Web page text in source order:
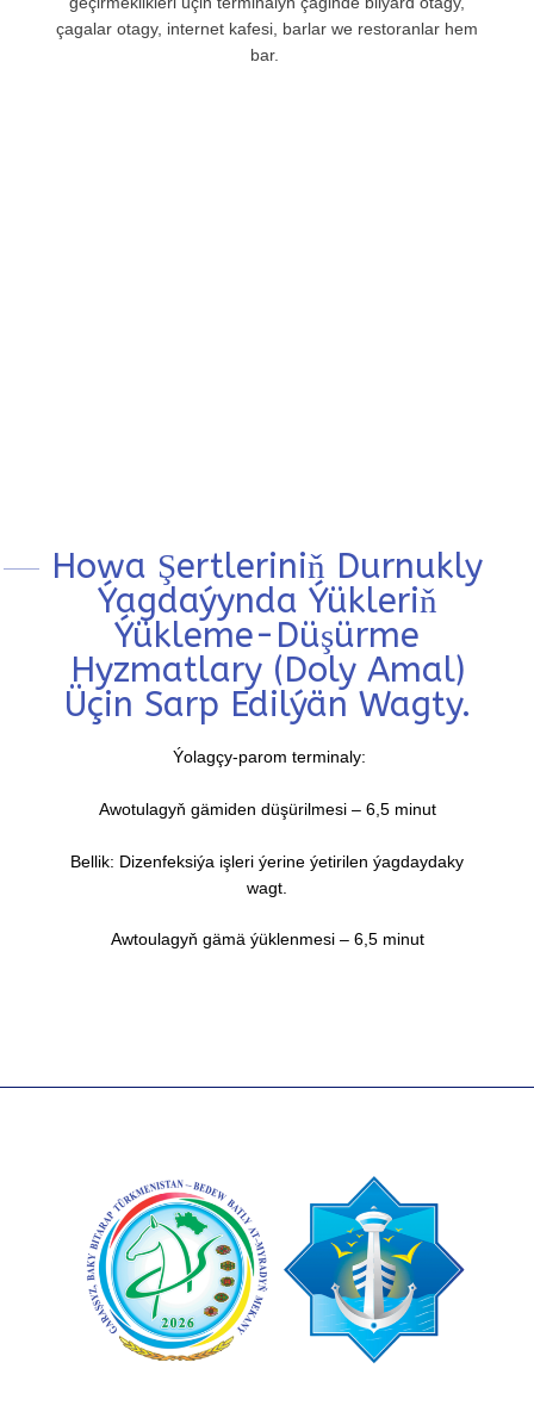
çagalar otagy, internet kafesi, barlar we restoranlar hem
bar.
Howa Şertleriniň Durnukly
Ýagdaýynda Ýükleriň
Ýükleme-Düşürme
Hyzmatlary (doly Amal)
Üçin Sarp Edilýän Wagty.
Ýolagçy-parom terminaly:
Awotulagyň gämiden düşürilmesi – 6,5 minut
Bellik: Dizenfeksiýa işleri ýerine ýetirilen ýagdaydaky
wagt.
Awtoulagyň gämä ýüklenmesi – 6,5 minut